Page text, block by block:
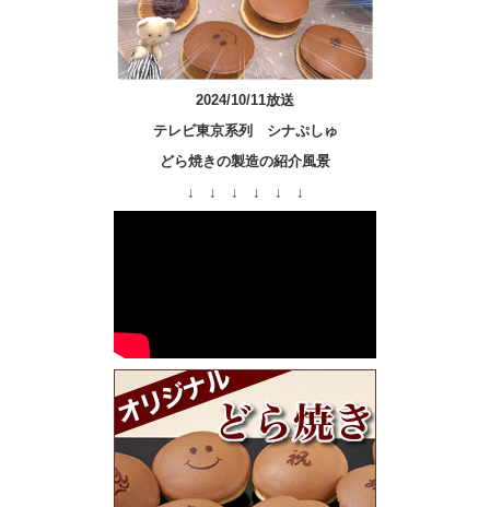
2024/10/11放送
テレビ東京系列 シナぷしゅ
どら焼きの製造の紹介風景
↓ ↓ ↓ ↓ ↓ ↓